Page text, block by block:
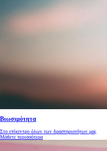
Βιωσιμότητα
Στο επίκεντρο όλων των δραστηριοτήτων μας
Μάθετε περισσότερα